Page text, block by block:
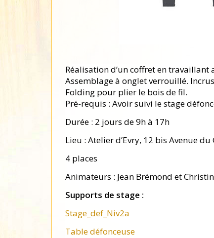
Liste des
Réalisation d’un coffret en travaillant
Assemblage à onglet verrouillé.
Folding pour plier le bois de fil.
Pré-requis : Avoir suivi le stage
Durée : 2 jours de 9h à 17h
Lieu : Atelier d’Evry, 12 bis Avenue
4 places
Animateurs : Jean Brémond et
Supports de stage :
Stage_def_Niv2a
Table défonceuse